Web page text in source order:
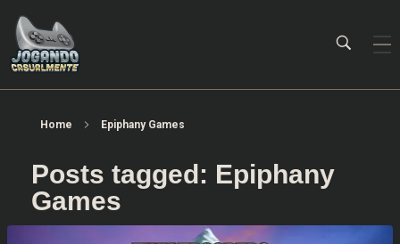
Home Epiphany Games
Posts tagged: Epiphany
Games